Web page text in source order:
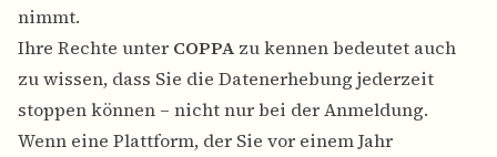
nimmt.
Ihre Rechte unter COPPAzu kennen bedeutet auch
zu wissen, dass Sie die Datenerhebung jederzeit
stoppen können – nicht nur bei der Anmeldung.
Wenn eine Plattform, der Sie vor einem Jahr